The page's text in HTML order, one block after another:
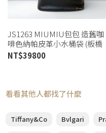
JS1263 MIUMIU包包 造舊咖
啡色納帕皮革小水桶袋 (板橋
店)
NT$39800
看看其他人都找了什麼
Tiffany&Co Bvlgari